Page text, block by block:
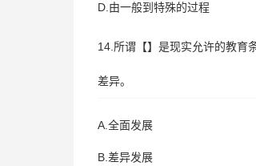
D.由一般到特殊的过程
14.所谓【】是现实允许的教育
差异。
A.全面发展
B.差异发展